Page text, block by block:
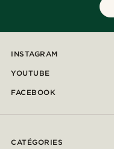
INSTAGRAM
YOUTUBE
FACEBOOK
CATÉGORIES